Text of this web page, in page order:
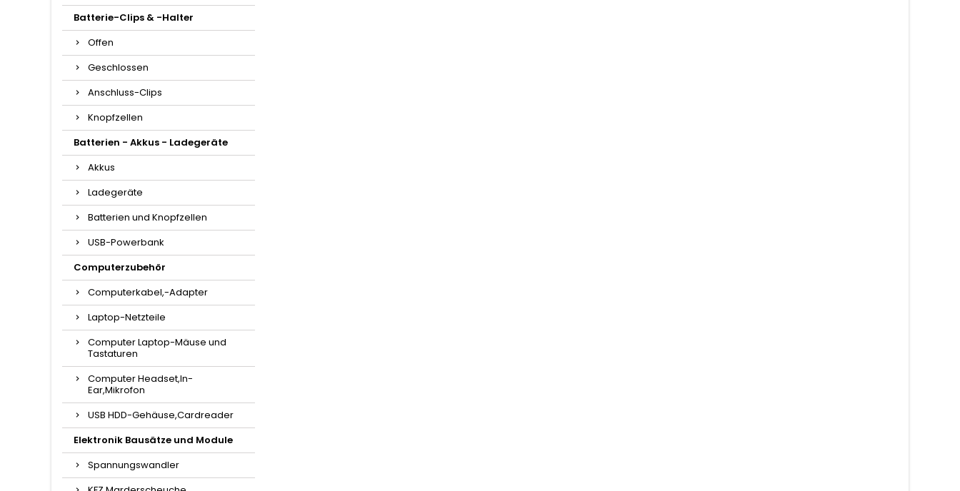
Batterie-Clips & -Halter
Offen
Geschlossen
Anschluss-Clips
Knopfzellen
Batterien - Akkus - Ladegeräte
Akkus
Ladegeräte
Batterien und Knopfzellen
USB-Powerbank
Computerzubehör
Computerkabel,-Adapter
Laptop-Netzteile
Computer Laptop-Mäuse und
Tastaturen
Computer Headset,In-
Ear,Mikrofon
USB HDD-Gehäuse,Cardreader
Elektronik Bausätze und Module
Spannungswandler